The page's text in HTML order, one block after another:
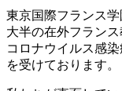
東京国際フランス学
大半の在外フラン
コロナウイルス感
を受けております。